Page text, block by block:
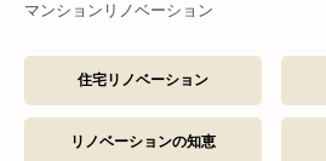
マンションリノベーション
住宅リノベーション
リノベーションの知恵